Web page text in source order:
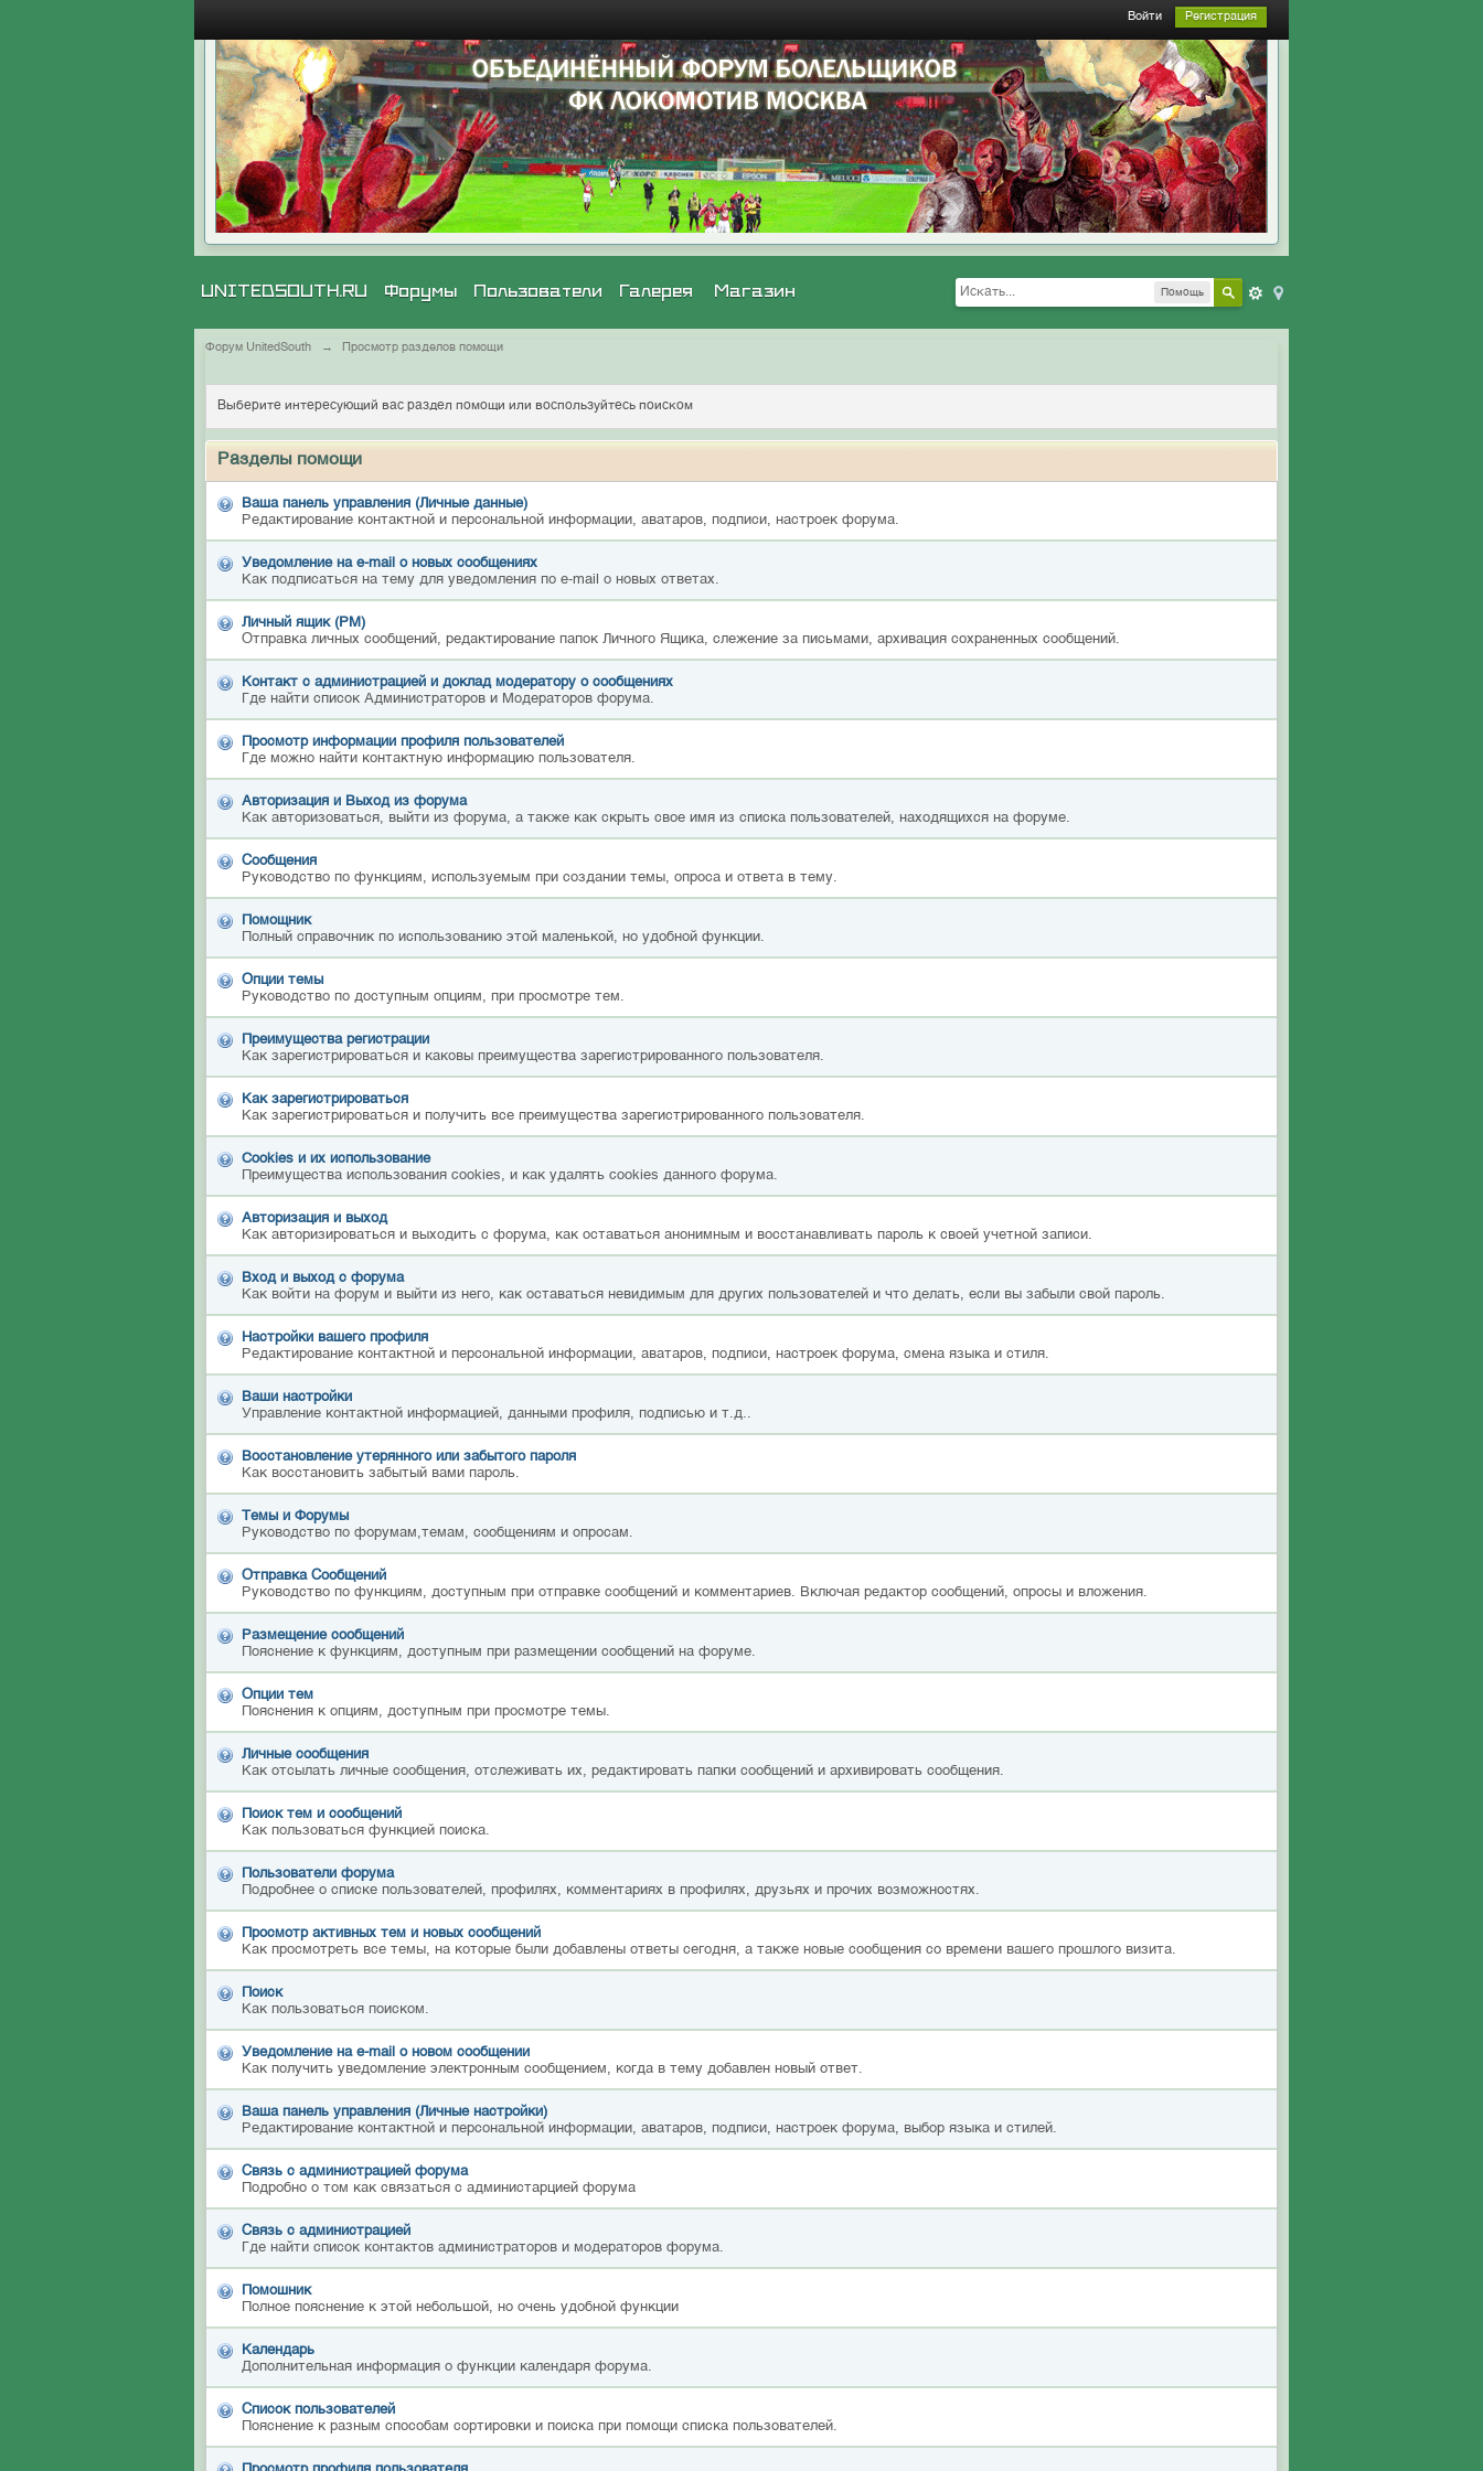
Войти Регистрация
Помощь
UNITEDSOUTH.RU Галерея Магазин
Форумы Пользователи
Форум UnitedSouth → Просмотр разделов помощи
Выберите интересующий вас раздел помощи или воспользуйтесь поиском
Разделы помощи
Ваша панель управления (Личные данные)
Редактирование контактной и персональной информации, аватаров, подписи, настроек форума.
Уведомление на e-mail о новых сообщениях
Как подписаться на тему для уведомления по e-mail о новых ответах.
Личный ящик (PM)
Отправка личных сообщений, редактирование папок Личного Ящика, слежение за письмами, архивация сохраненных сообщений.
Контакт с администрацией и доклад модератору о сообщениях
Где найти список Администраторов и Модераторов форума.
Просмотр информации профиля пользователей
Где можно найти контактную информацию пользователя.
Авторизация и Выход из форума
Как авторизоваться, выйти из форума, а также как скрыть свое имя из списка пользователей, находящихся на форуме.
Сообщения
Руководство по функциям, используемым при создании темы, опроса и ответа в тему.
Помощник
Полный справочник по использованию этой маленькой, но удобной функции.
Опции темы
Руководство по доступным опциям, при просмотре тем.
Преимущества регистрации
Как зарегистрироваться и каковы преимущества зарегистрированного пользователя.
Как зарегистрироваться
Как зарегистрироваться и получить все преимущества зарегистрированного пользователя.
Cookies и их использование
Преимущества использования cookies, и как удалять cookies данного форума.
Авторизация и выход
Как авторизироваться и выходить с форума, как оставаться анонимным и восстанавливать пароль к своей учетной записи.
Вход и выход с форума
Как войти на форум и выйти из него, как оставаться невидимым для других пользователей и что делать, если вы забыли свой пароль.
Настройки вашего профиля
Редактирование контактной и персональной информации, аватаров, подписи, настроек форума, смена языка и стиля.
Ваши настройки
Управление контактной информацией, данными профиля, подписью и т.д..
Восстановление утерянного или забытого пароля
Как восстановить забытый вами пароль.
Темы и Форумы
Руководство по форумам,темам, сообщениям и опросам.
Отправка Сообщений
Руководство по функциям, доступным при отправке сообщений и комментариев. Включая редактор сообщений, опросы и вложения.
Размещение сообщений
Пояснение к функциям, доступным при размещении сообщений на форуме.
Опции тем
Пояснения к опциям, доступным при просмотре темы.
Личные сообщения
Как отсылать личные сообщения, отслеживать их, редактировать папки сообщений и архивировать сообщения.
Поиск тем и сообщений
Как пользоваться функцией поиска.
Пользователи форума
Подробнее о списке пользователей, профилях, комментариях в профилях, друзьях и прочих возможностях.
Просмотр активных тем и новых сообщений
Как просмотреть все темы, на которые были добавлены ответы сегодня, а также новые сообщения со времени вашего прошлого визита.
Поиск
Как пользоваться поиском.
Уведомление на е-mail о новом сообщении
Как получить уведомление электронным сообщением, когда в тему добавлен новый ответ.
Ваша панель управления (Личные настройки)
Редактирование контактной и персональной информации, аватаров, подписи, настроек форума, выбор языка и стилей.
Связь с администрацией форума
Подробно о том как связаться с администарцией форума
Связь с администрацией
Где найти список контактов администраторов и модераторов форума.
Помошник
Полное пояснение к этой небольшой, но очень удобной функции
Календарь
Дополнительная информация о функции календаря форума.
Список пользователей
Пояснение к разным способам сортировки и поиска при помощи списка пользователей.